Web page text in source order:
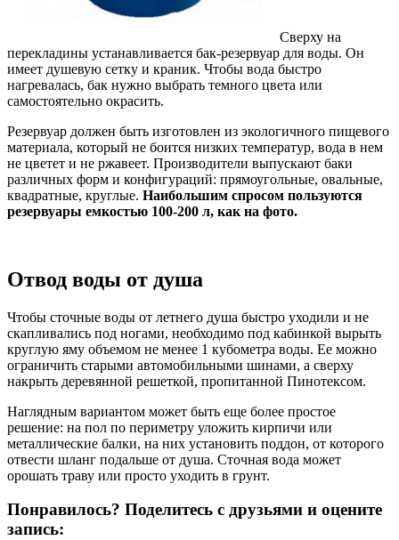
Сверху на
перекладины устанавливается бак-резервуар для воды. Он
имеет душевую сетку и краник. Чтобы вода быстро
нагревалась, бак нужно выбрать темного цвета или
самостоятельно окрасить.
Резервуар должен быть изготовлен из экологичного пищевого
материала, который не боится низких температур, вода в нем
не цветет и не ржавеет. Производители выпускают баки
различных форм и конфигураций: прямоугольные, овальные,
квадратные, круглые. Наибольшим спросом пользуются
резервуары емкостью 100-200 л, как на фото.
Отвод воды от душа
Чтобы сточные воды от летнего душа быстро уходили и не
скапливались под ногами, необходимо под кабинкой вырыть
круглую яму объемом не менее 1 кубометра воды. Ее можно
ограничить старыми автомобильными шинами, а сверху
накрыть деревянной решеткой, пропитанной Пинотексом.
Наглядным вариантом может быть еще более простое
решение: на пол по периметру уложить кирпичи или
металлические балки, на них установить поддон, от которого
отвести шланг подальше от душа. Сточная вода может
орошать траву или просто уходить в грунт.
Понравилось? Поделитесь с друзьями и оцените
запись: